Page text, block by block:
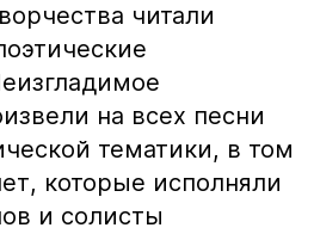
читали
на всех песни
тематики, в том
которые исполняли
и солисты